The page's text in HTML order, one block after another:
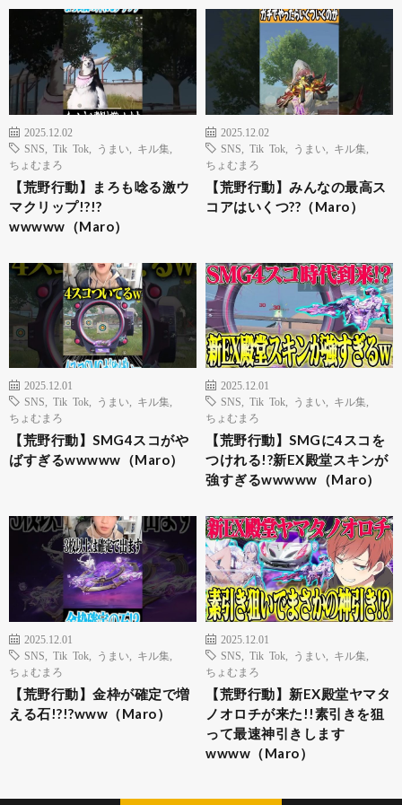
2025.12.02
SNS
Tik Tok うまい キル集
ちょむまろ
【荒野行動】まろも唸る激ウ
マクリップ!?!?
wwwww（Maro）
2025.12.02
SNS
Tik Tok うまい キル集
ちょむまろ
【荒野行動】みんなの最高ス
コアはいくつ??（Maro）
2025.12.01
SNS
Tik Tok うまい キル集
ちょむまろ
【荒野行動】SMG4スコがや
ばすぎるwwwww（Maro）
2025.12.01
SNS
Tik Tok うまい キル集
ちょむまろ
【荒野行動】SMGに4スコを
つけれる!?新EX殿堂スキンが
強すぎるwwwww（Maro）
2025.12.01
SNS
Tik Tok うまい キル集
ちょむまろ
【荒野行動】金枠が確定で増
える石!?!?www（Maro）
2025.12.01
SNS
Tik Tok うまい キル集
ちょむまろ
【荒野行動】新EX殿堂ヤマタ
ノオロチが来た!!素引きを狙
って最速神引きします
wwww（Maro）